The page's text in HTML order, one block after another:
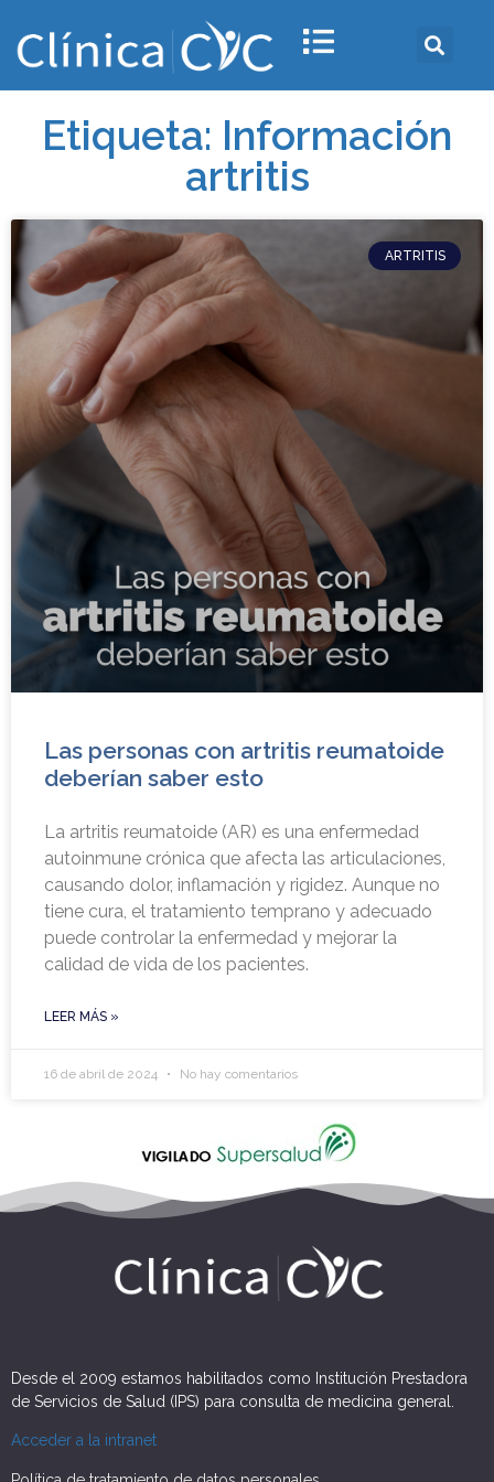
Etiqueta: Información
artritis
ARTRITIS
Las personas con artritis reumatoide
deberían saber esto
La artritis reumatoide (AR) es una enfermedad
autoinmune crónica que afecta las articulaciones,
causando dolor, inflamación y rigidez. Aunque no
tiene cura, el tratamiento temprano y adecuado
puede controlar la enfermedad y mejorar la
calidad de vida de los pacientes.
LEER MÁS »
16 de abril de 2024 No hay comentarios
Desde el 2009 estamos habilitados como Institución Prestadora
de Servicios de Salud (IPS) para consulta de medicina general.
Acceder a la intranet